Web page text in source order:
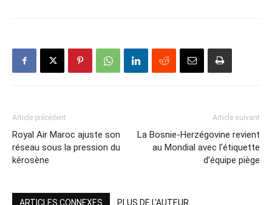
Article précédent
Royal Air Maroc ajuste son
réseau sous la pression du
kérosène
Article suivant
La Bosnie-Herzégovine revient
au Mondial avec l’étiquette
d’équipe piège
ARTICLES CONNEXES PLUS DE L'AUTEUR